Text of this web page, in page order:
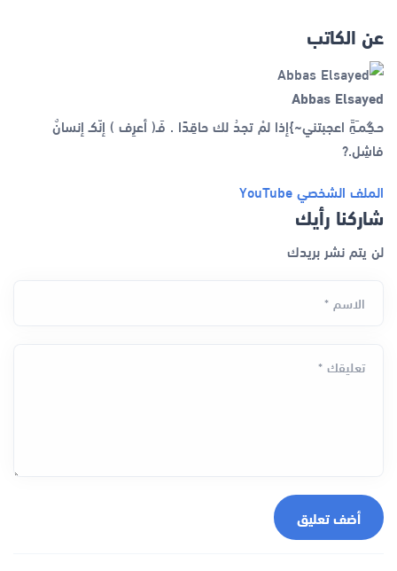
عن الكاتب
Abbas Elsayed
حـگِمـَہَِّ اعجبتني~}إذا لمْ تجدُ لك حاقِدًا . فَـ( أعرِف ) إنّكـ إنسانٌ
فاشِل.?
الملف الشخصي YouTube
شاركنا رأيك
لن يتم نشر بريدك
الاسم *
تعليقك *
أضف تعليق